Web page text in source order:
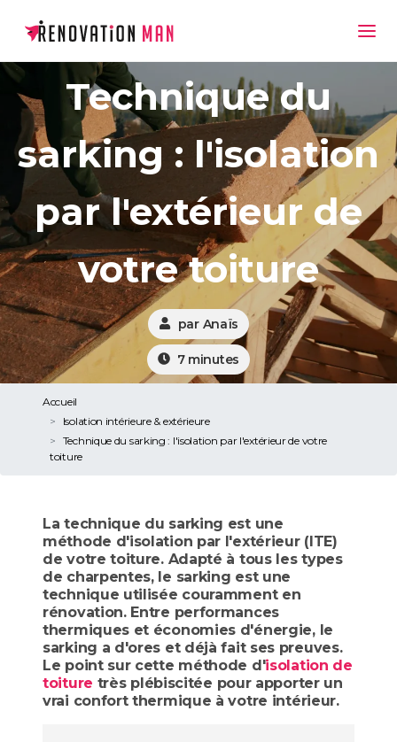
Technique du
sarking : l'isolation
par l'extérieur de
votre toiture
par Anaïs
7minutes
Accueil
Isolation intérieure & extérieure
Technique du sarking : l'isolation par l'extérieur de votre
toiture
La technique du sarking est une
méthode d'isolation par l'extérieur (ITE)
de votre toiture. Adapté à tous les types
de charpentes, le sarking est une
technique utilisée couramment en
rénovation. Entre performances
thermiques et économies d'énergie, le
sarking a d'ores et déjà fait ses preuves.
Le point sur cette méthode d'isolation de
toiture très plébiscitée pour apporter un
vrai confort thermique à votre intérieur.